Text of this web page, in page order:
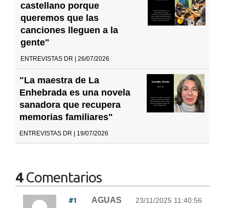
castellano porque
queremos que las
canciones lleguen a la
gente"
ENTREVISTAS DR | 26/07/2026
"La maestra de La
Enhebrada es una novela
sanadora que recupera
memorias familiares"
ENTREVISTAS DR | 19/07/2026
4Comentarios
#1 AGUAS 23/11/2025 11:40:56